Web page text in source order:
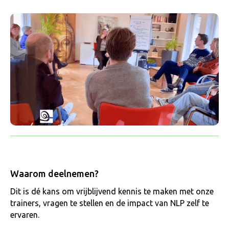
Waarom deelnemen?
Dit is dé kans om vrijblijvend kennis te maken met onze
trainers, vragen te stellen en de impact van NLP zelf te
ervaren.